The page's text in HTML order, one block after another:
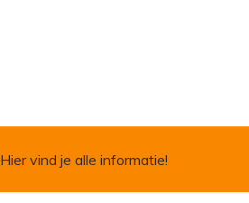
Hier vind je alle informatie!